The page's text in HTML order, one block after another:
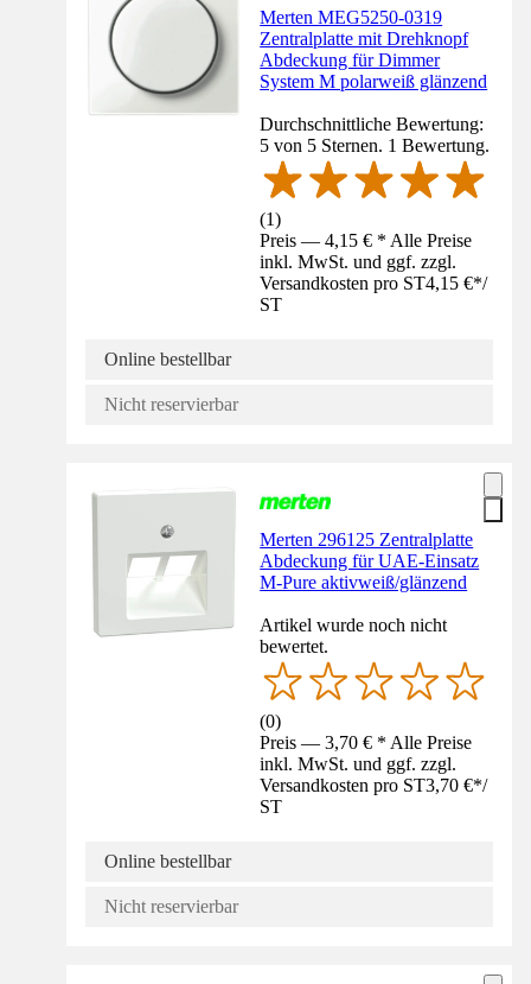
Merten MEG5250-0319
Zentralplatte mit Drehknopf
Abdeckung für Dimmer
System M polarweiß glänzend
Durchschnittliche Bewertung:
5 von 5 Sternen. 1 Bewertung.
(1)
Preis — 4,15 € * Alle Preise
inkl. MwSt. und ggf. zzgl.
Versandkosten pro ST4,15 €*/
ST
Online bestellbar
Nicht reservierbar
Merten 296125 Zentralplatte
Abdeckung für UAE-Einsatz
M-Pure aktivweiß/glänzend
Artikel wurde noch nicht
bewertet.
(0)
Preis — 3,70 € * Alle Preise
inkl. MwSt. und ggf. zzgl.
Versandkosten pro ST3,70 €*/
ST
Online bestellbar
Nicht reservierbar